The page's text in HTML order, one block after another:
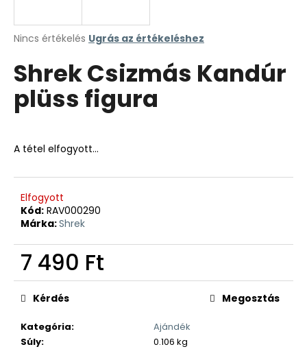
A
átlagos
értékelése
ből
0,0
Nincs értékelés Ugrás az értékeléshez
Shrek Csizmás Kandúr
plüss figura
A tétel elfogyott…
Elfogyott
Kód: RAV000290
Márka:Shrek
7 490 Ft
Egységár:
Kategória:
Ajándék
Súly:
0.106 kg
Kérdés Megosztás